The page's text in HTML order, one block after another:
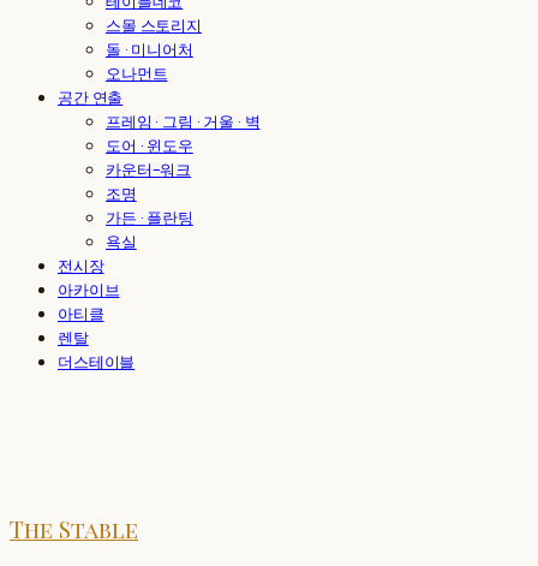
스몰 스토리지
돌 · 미니어처
오나먼트
공간 연출
프레임 · 그림 · 거울 · 벽
도어 · 윈도우
카운터-워크
조명
가든 · 플란팅
욕실
전시장
아카이브
아티클
렌탈
더스테이블
The Stable